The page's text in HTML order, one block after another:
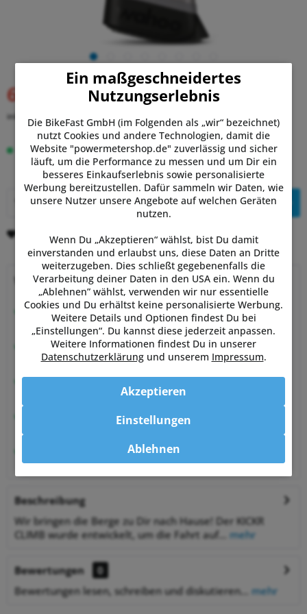
649,00 € UVP:699,99 € (7% gespart)
inkl. MwSt. zzgl. Versandkosten
Auf Lager. Lieferung Sa, 08.08. - Di, 11.08.
In denWarenkorb
Merken Bewerten
Warum Powermetershop?
Beratung vom Experten
von Sportlern für Sportler
Hervorragende Kundenzufriedenheit
99,6% zufriedene Kunden bei Shopauskunft.de
30 Tage Money-Back-Garantie
entspannt shoppen
Bestpreisgarantie
bei Zahlung per Vorkasse
Beschreibung
Wir bringen die Berge zu Dir nach Hause! Der KICKR
CLIMB wurde entwickelt, um die Fahrt auf...
mehr
Bewertungen
0
Bewertungen lesen, schreiben und diskutieren...
mehr
Ein maßgeschneidertes
Nutzungserlebnis
Die BikeFast GmbH (im Folgenden als „wir“ bezeichnet)
nutzt Cookies und andere Technologien, damit die
Website "powermetershop.de" zuverlässig und sicher
läuft, um die Performance zu messen und um Dir ein
besseres Einkaufserlebnis sowie personalisierte
Werbung bereitzustellen. Dafür sammeln wir Daten, wie
unsere Nutzer unsere Angebote auf welchen Geräten
nutzen.
Wenn Du „Akzeptieren“ wählst, bist Du damit
einverstanden und erlaubst uns, diese Daten an Dritte
weiterzugeben. Dies schließt gegebenenfalls die
Verarbeitung deiner Daten in den USA ein. Wenn du
„Ablehnen” wählst, verwenden wir nur essentielle
Cookies und Du erhältst keine personalisierte Werbung.
Weitere Details und Optionen findest Du bei
„Einstellungen“. Du kannst diese jederzeit anpassen.
Weitere Informationen findest Du in unserer
Datenschutzerklärungund unserem Impressum.
Ablehnen
Akzeptieren
Einstellungen